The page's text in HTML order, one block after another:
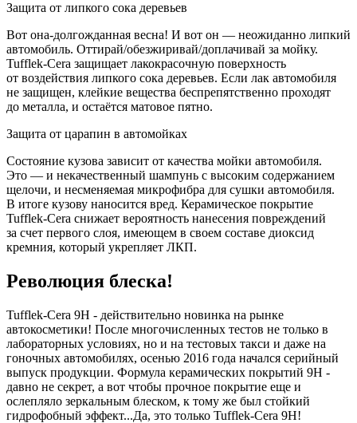
Защита от липкого сока деревьев
Вот она-долгожданная весна! И вот он — неожиданно липкий
автомобиль. Оттирай/обезжиривай/доплачивай за мойку.
Tufflek-Cera защищает лакокрасочную поверхность
от воздействия липкого сока деревьев. Если лак автомобиля
не защищен, клейкие вещества беспрепятственно проходят
до металла, и остаётся матовое пятно.
Защита от царапин в автомойках
Состояние кузова зависит от качества мойки автомобиля.
Это — и некачественный шампунь с высоким содержанием
щелочи, и несменяемая микрофибра для сушки автомобиля.
В итоге кузову наносится вред. Керамическое покрытие
Tufflek-Cera снижает вероятность нанесения повреждений
за счет первого слоя, имеющем в своем составе диоксид
кремния, который укрепляет ЛКП.
Революция блеска!
Tufflek-Cera 9H - действительно новинка на рынке
автокосметики! После многочисленных тестов не только в
лабораторных условиях, но и на тестовых такси и даже на
гоночных автомобилях, осенью 2016 года начался серийный
выпуск продукции. Формула керамических покрытий 9Н -
давно не секрет, а вот чтобы прочное покрытие еще и
ослепляло зеркальным блеском, к тому же был стойкий
гидрофобный эффект...Да, это только Tufflek-Cera 9H!